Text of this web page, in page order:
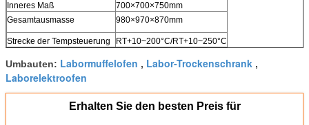
Inneres Maß
700×700×750mm
Gesamtausmasse
980×970×870mm
Strecke der Tempsteuerung RT+10~200°C/RT+10~250°C
Umbauten: Labormuffelofen , Labor-Trockenschrank ,
Laborelektroofen
Erhalten Sie den besten Preis für